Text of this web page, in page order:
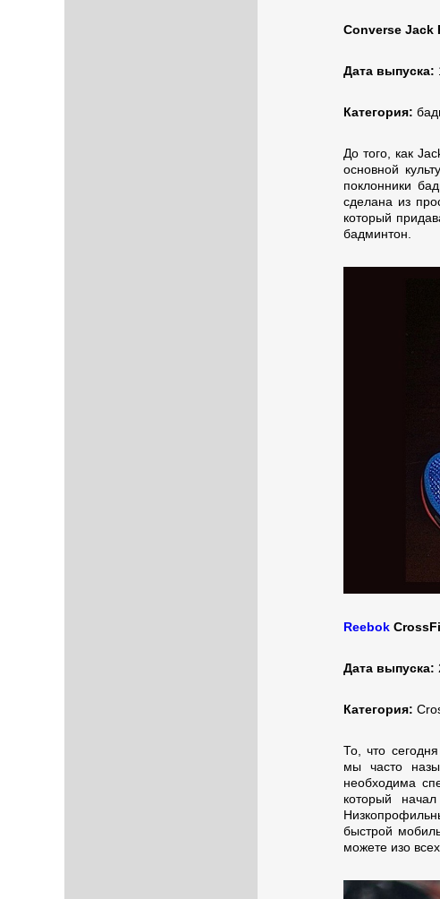
Converse Jack
Дата выпуска:
Категория:
До того, как
основной
поклонники
сделана из
который
бадминтон.
Reebok
Дата выпуска:
Категория:
То, что
мы часто
необходима
который
быстрой
можете изо